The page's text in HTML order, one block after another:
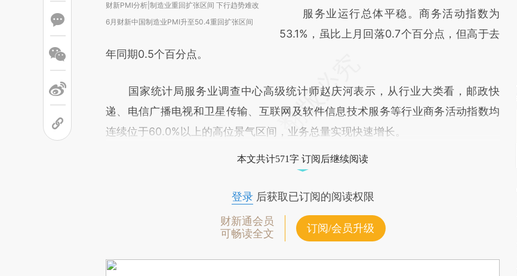
财新PMI分析|制造业重回扩张区间 下行趋势难改
6月财新中国制造业PMI升至50.4重回扩张区间
服务业运行总体平稳。商务活动指数为
53.1%，虽比上月回落0.7个百分点，但高于去
年同期0.5个百分点。
国家统计局服务业调查中心高级统计师赵庆河表示，从行业大类看，邮政快
递、电信广播电视和卫星传输、互联网及软件信息技术服务等行业商务活动指数均
连续位于60.0%以上的高位景气区间，业务总量实现快速增长。
本文共计571字 订阅后继续阅读
登录后获取已订阅的阅读权限
财新通会员
可畅读全文
订阅/会员升级